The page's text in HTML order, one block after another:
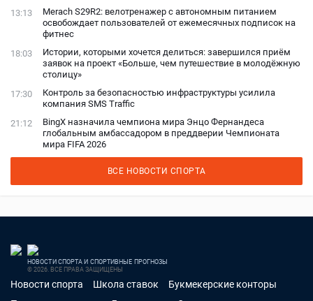
13:13
Merach S29R2: велотренажер с автономным питанием
освобождает пользователей от ежемесячных подписок на
фитнес
18:03
Истории, которыми хочется делиться: завершился приём
заявок на проект «Больше, чем путешествие в молодёжную
столицу»
17:30
Контроль за безопасностью инфраструктуры усилила
компания SMS Traffic
21:12
BingX назначила чемпиона мира Энцо Фернандеса
глобальным амбассадором в преддверии Чемпионата
мира FIFA 2026
ВСЕ НОВОСТИ СПОРТА
НОВОСТИ СПОРТА И СПОРТИВНЫЕ ПРОГНОЗЫ
© 2026. ВСЕ ПРАВА ЗАЩИЩЕНЫ
Новости спорта Школа ставок
Букмекерские конторы